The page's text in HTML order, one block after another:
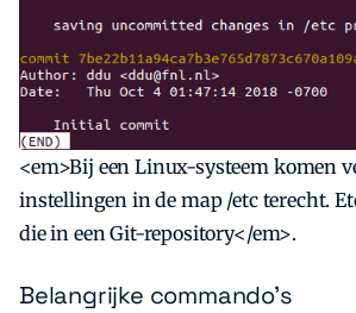
<em>Bij een Linux-systeem komen
instellingen in de map /etc terecht.
die in een Git-repository</em>.
Belangrijke commando's